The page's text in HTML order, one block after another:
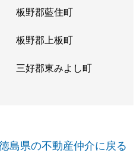
板野郡藍住町
板野郡上板町
三好郡東みよし町
島県の不動産仲介に戻る